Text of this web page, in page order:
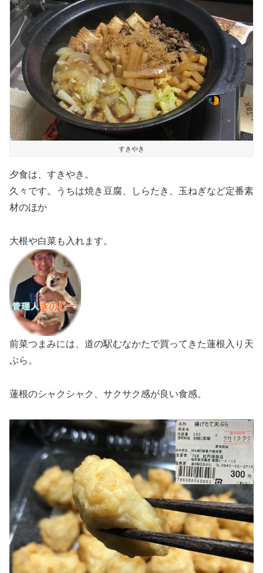
すきやき
夕食は、すきやき。
久々です。うちは焼き豆腐、しらたき、玉ねぎなど定番素
材のほか
大根や白菜も入れます。
前菜つまみには、道の駅むなかたで買ってきた蓮根入り天
ぷら。
蓮根のシャクシャク、サクサク感が良い食感。